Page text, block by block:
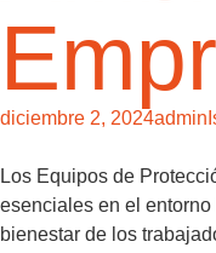
diciembre 2, 2024
Los Equipos de
esenciales en el
bienestar de los